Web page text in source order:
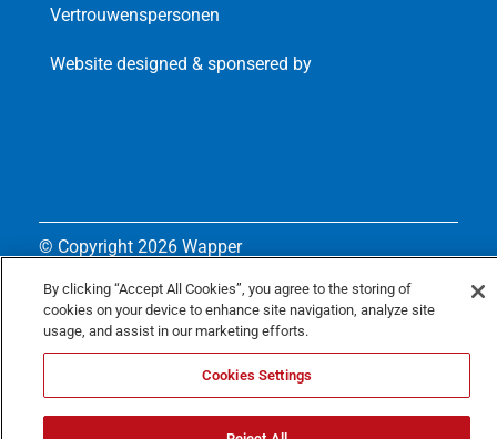
Vertrouwenspersonen
Website designed & sponsered by
© Copyright 2026 Wapper
Privacy policy
Cookie policy
By clicking “Accept All Cookies”, you agree to the storing of
cookies on your device to enhance site navigation, analyze site
usage, and assist in our marketing efforts.
Cookies Settings